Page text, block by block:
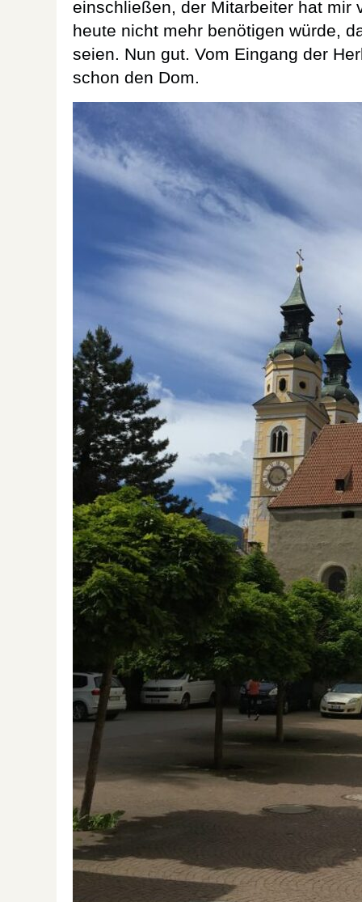
einschließen, der Mitarbeiter hat mir
heute nicht mehr benötigen würde,
seien. Nun gut. Vom Eingang der
schon den Dom.